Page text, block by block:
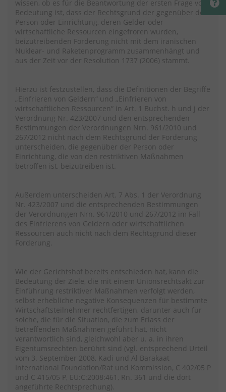
wissen, ob es für die Beantwortung der ersten Frage von
Bedeutung ist, dass der Rechtsgrund der gegenüber der
Person oder Einrichtung, deren Gelder oder
wirtschaftliche Ressourcen eingefroren wurden,
beizutreibenden Forderung nicht mit dem iranischen
Nuklear- und Raketenprogramm zusammenhängt und
aus der Zeit vor der Resolution 1737 (2006) stammt.
Hierzu ist festzustellen, dass die Definitionen der Begriffe
„Einfrieren von Geldern“ und „Einfrieren von
wirtschaftlichen Ressourcen“ in Art. 1 Buchst. h und j der
Verordnung Nr. 423/2007 und den entsprechenden
Bestimmungen der Verordnungen Nrn. 961/2010 und
267/2012 nicht nach dem Rechtsgrund der Forderung
unterscheiden, die gegenüber der Person oder
Einrichtung, die von den restriktiven Maßnahmen
betroffen ist, beizutreiben ist.
Außerdem unterscheiden Art. 7 Abs. 1 der Verordnung
Nr. 423/2007 und die entsprechenden Bestimmungen
der Verordnungen Nrn. 961/2010 und 267/2012 im Fall
des Einfrierens von Geldern oder wirtschaftlichen
Ressourcen auch nicht nach dem Rechtsgrund dieser
Forderung.
Wie der Gerichtshof bereits entschieden hat, kann die
Bedeutung der Ziele, die mit einem Unionsrechtsakt zur
Einführung restriktiver Maßnahmen verfolgt werden,
selbst erhebliche negative Konsequenzen für bestimmte
Wirtschaftsteilnehmer rechtfertigen, darunter auch für
solche, die für die Situation, die zum Erlass der
betreffenden Maßnahmen geführt hat, nicht
verantwortlich sind, gleichwohl aber u. a. in ihren
Eigentumsrechten berührt sind (vgl. entsprechend Urteil
vom 3. September 2008, Kadi und Al Barakaat
International Foundation/Rat und Kommission, C 402/05 P
und C 415/05 P, EU:C:2008:461, Rn. 361 und die dort
angeführte Rechtsprechung).